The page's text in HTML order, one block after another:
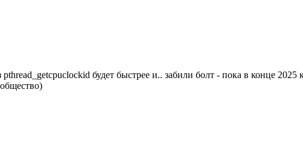
pthread_getcpuclockid будет быстрее и.. забили болт - пока в конце